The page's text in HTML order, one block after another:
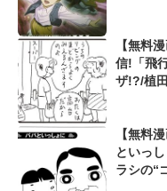
【無料
信!「飛
ザ!?/植
【無料
といっ
ラシの“